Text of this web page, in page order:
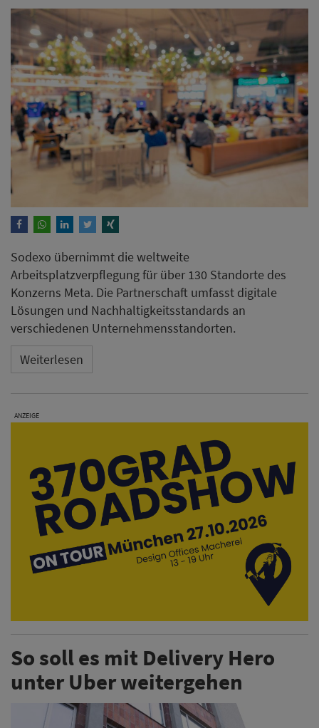
Sodexo übernimmt die weltweite
Arbeitsplatzverpflegung für über 130 Standorte des
Konzerns Meta. Die Partnerschaft umfasst digitale
Lösungen und Nachhaltigkeitsstandards an
verschiedenen Unternehmensstandorten.
Weiterlesen
ANZEIGE
So soll es mit Delivery Hero
unter Uber weitergehen